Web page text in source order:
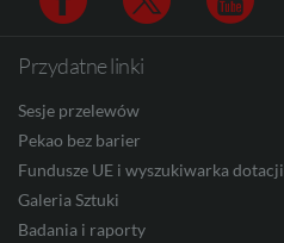
Facebook
Przydatne linki
Sesje przelewów
Pekao bez barier
Fundusze UE i wyszukiwarka dotacji
Galeria Sztuki
Badania i raporty